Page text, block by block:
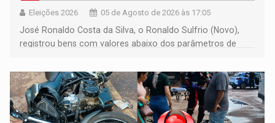
Eleições 2026 05 de Agosto de 2026 às 17:05
José Ronaldo Costa da Silva, o Ronaldo Sulfrio (Novo),
registrou bens com valores abaixo dos parâmetros de
milhões